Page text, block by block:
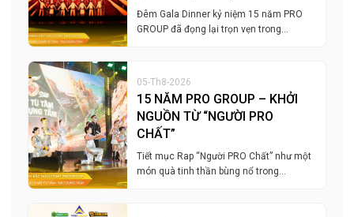
Đêm Gala Dinner kỷ niệm 15 năm PRO
GROUP đã đọng lại trọn vẹn trong…
05-Th8-2026
15 NĂM PRO GROUP – KHỞI
NGUỒN TỪ “NGƯỜI PRO
CHẤT”
Tiết mục Rap “Người PRO Chất” như một
món quà tinh thần bùng nổ trong…